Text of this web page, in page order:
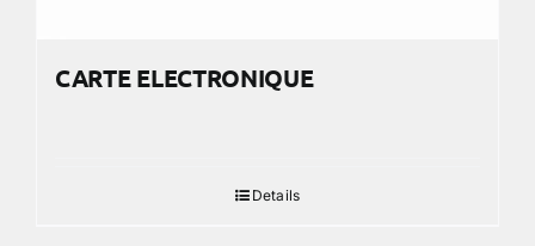
CARTE ELECTRONIQUE
Details